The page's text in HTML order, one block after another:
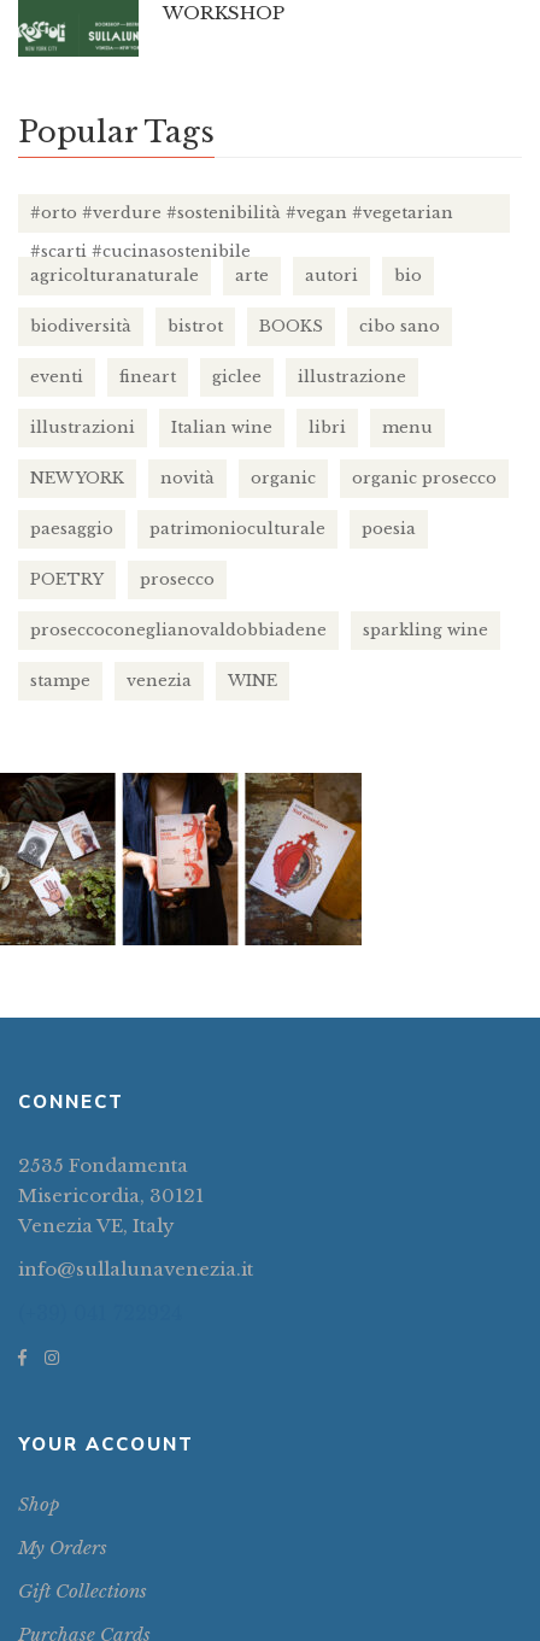
WORKSHOP
Popular Tags
#orto #verdure #sostenibilità #vegan #vegetarian
#scarti #cucinasostenibile
agricolturanaturale
arte autori bio
biodiversità bistrot BOOKS cibo sano
eventi fineart giclee illustrazione
illustrazioni Italian wine libri menu
NEW YORK novità organic organic prosecco
paesaggio patrimonioculturale poesia
POETRY prosecco
proseccoconeglianovaldobbiadene sparkling wine
stampe venezia WINE
CONNECT
2535 Fondamenta
Misericordia, 30121
Venezia VE, Italy
info@sullalunavenezia.it
YOUR ACCOUNT
Shop
My Orders
Gift Collections
Purchase Cards